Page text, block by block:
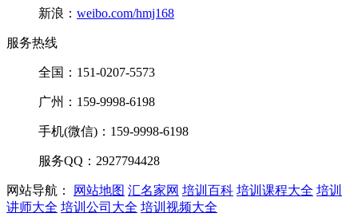
新浪： weibo.com/hmj168
服务热线
全国：151-0207-5573
广州：159-9998-6198
手机(微信)：159-9998-6198
服务QQ：2927794428
网站导航： 网站地图 汇名家网 培训百科 培训课程大全 培训
讲师大全 培训公司大全 培训视频大全